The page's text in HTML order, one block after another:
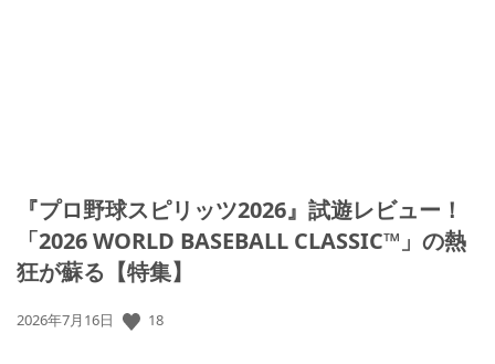
『プロ野球スピリッツ2026』試遊レビュー！
「2026 WORLD BASEBALL CLASSIC™」の熱
狂が蘇る【特集】
公
2026年7月16日 18